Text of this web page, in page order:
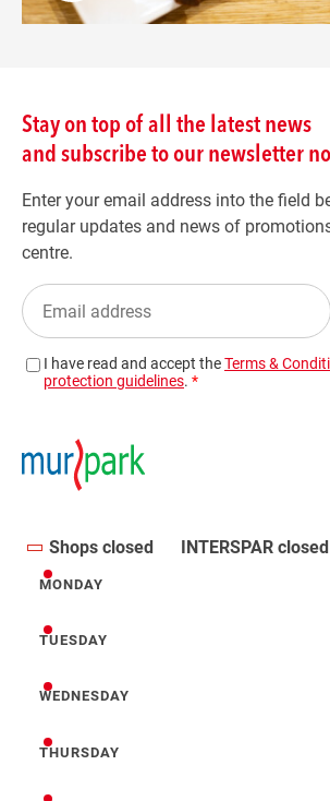
Shops closed INTERSPAR closed
Monday
MONDAY
Tuesday
TUESDAY
Wednesday
WEDNESDAY
Thursday
THURSDAY